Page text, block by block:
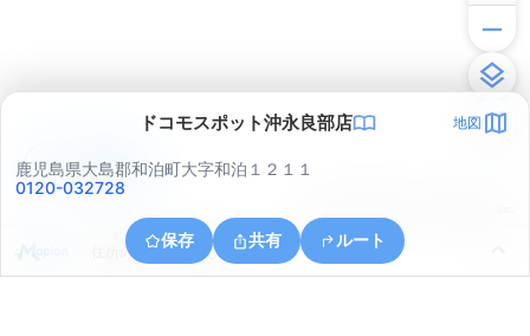
ドコモスポット沖永良部店 地図
鹿児島県大島郡和泊町大字和泊１２１１
0120-032728
保存 共有 ルート
住所の取得に失敗しました
アプリで見る